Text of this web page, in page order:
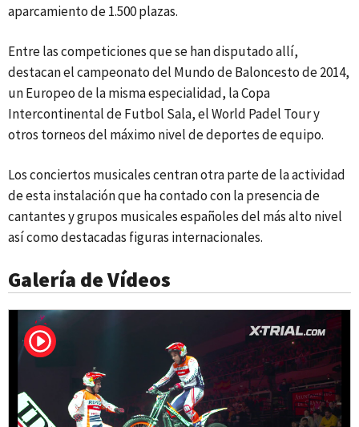
aparcamiento de 1.500 plazas.
Entre las competiciones que se han disputado allí,
destacan el campeonato del Mundo de Baloncesto de 2014,
un Europeo de la misma especialidad, la Copa
Intercontinental de Futbol Sala, el World Padel Tour y
otros torneos del máximo nivel de deportes de equipo.
Los conciertos musicales centran otra parte de la actividad
de esta instalación que ha contado con la presencia de
cantantes y grupos musicales españoles del más alto nivel
así como destacadas figuras internacionales.
Galería de Vídeos